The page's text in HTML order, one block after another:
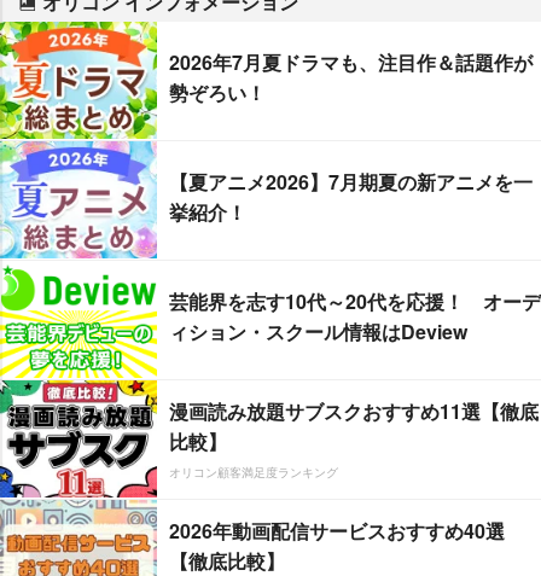
2026年7月夏ドラマも、注目作＆話題作が
勢ぞろい！
【夏アニメ2026】7月期夏の新アニメを一
挙紹介！
芸能界を志す10代～20代を応援！ オーデ
ィション・スクール情報はDeview
漫画読み放題サブスクおすすめ11選【徹底
比較】
オリコン顧客満足度ランキング
2026年動画配信サービスおすすめ40選
【徹底比較】